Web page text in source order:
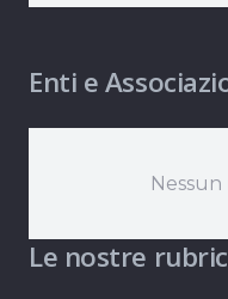
Enti e
Le nostre